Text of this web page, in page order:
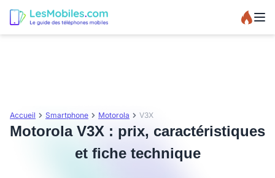
Accueil Smartphone Motorola V3X
Motorola V3X : prix, caractéristiques
et fiche technique